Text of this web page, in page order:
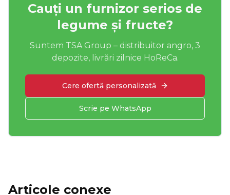
Cauți un furnizor serios de
legume și fructe?
Suntem TSA Group – distribuitor angro, 3
depozite, livrări zilnice HoReCa.
Cere ofertă personalizată
Scrie pe WhatsApp
Articole conexe